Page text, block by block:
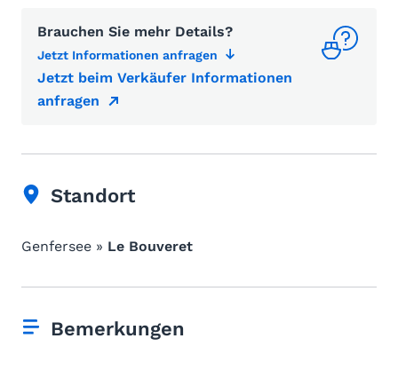
Brauchen Sie mehr Details?
Jetzt Informationen anfragen
Jetzt beim Verkäufer Informationen
anfragen
Standort
Genfersee » Le Bouveret
Bemerkungen